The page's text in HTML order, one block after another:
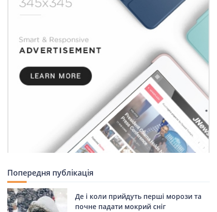
Попередня публікація
Де і коли прийдуть перші морози та
почне падати мокрий сніг